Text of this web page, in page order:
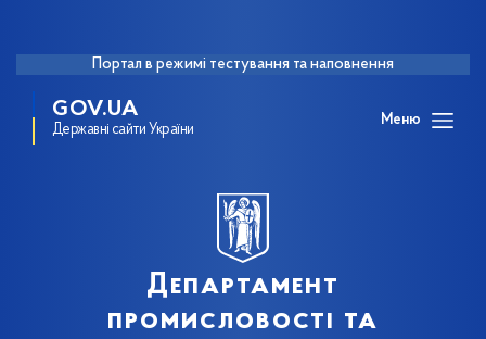
Портал в режимі тестування та наповнення
GOV.UA
Державні сайти України
Меню
Департамент
промисловості та